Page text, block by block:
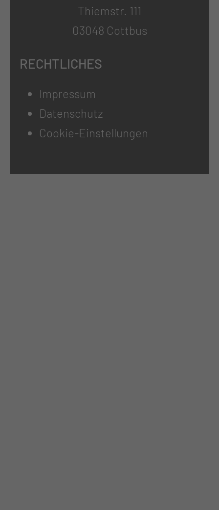
Thiemstr. 111
03048 Cottbus
RECHTLICHES
Impressum
Datenschutz
Cookie-Einstellungen